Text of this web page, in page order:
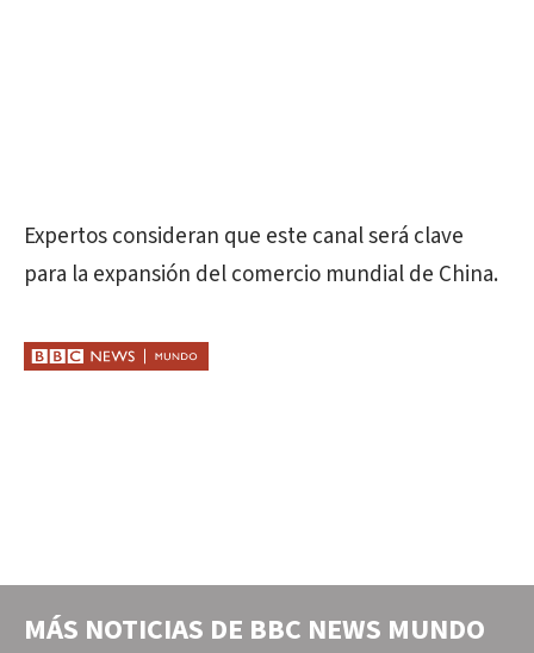
Expertos consideran que este canal será clave
para la expansión del comercio mundial de China.
MÁS NOTICIAS DE BBC NEWS MUNDO